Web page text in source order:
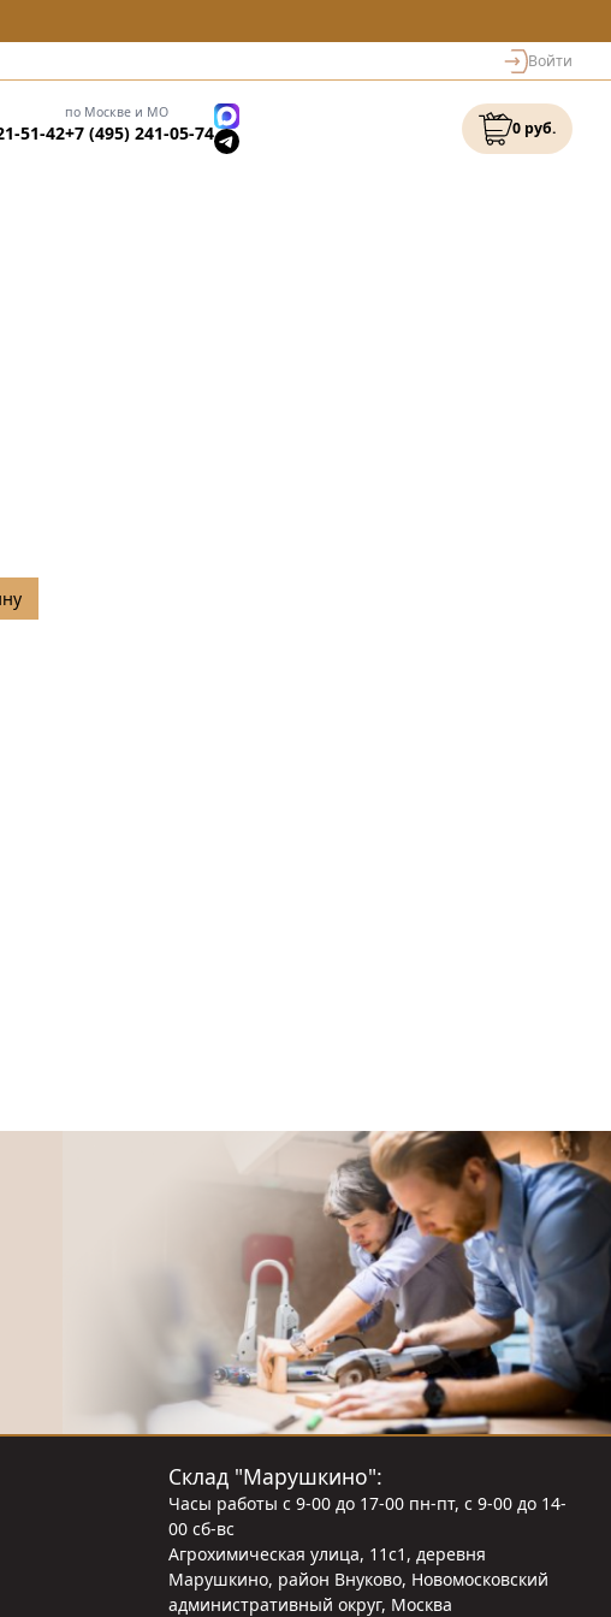
Войти
51-42
по Москве и МО
+7 (495) 241-05-74 0 руб.
Склад "Марушкино":
Часы работы с 9-00 до 17-00 пн-пт, с 9-00 до 14-
00 сб-вс
Агрохимическая улица, 11с1, деревня
Марушкино, район Внуково, Новомосковский
административный округ, Москва